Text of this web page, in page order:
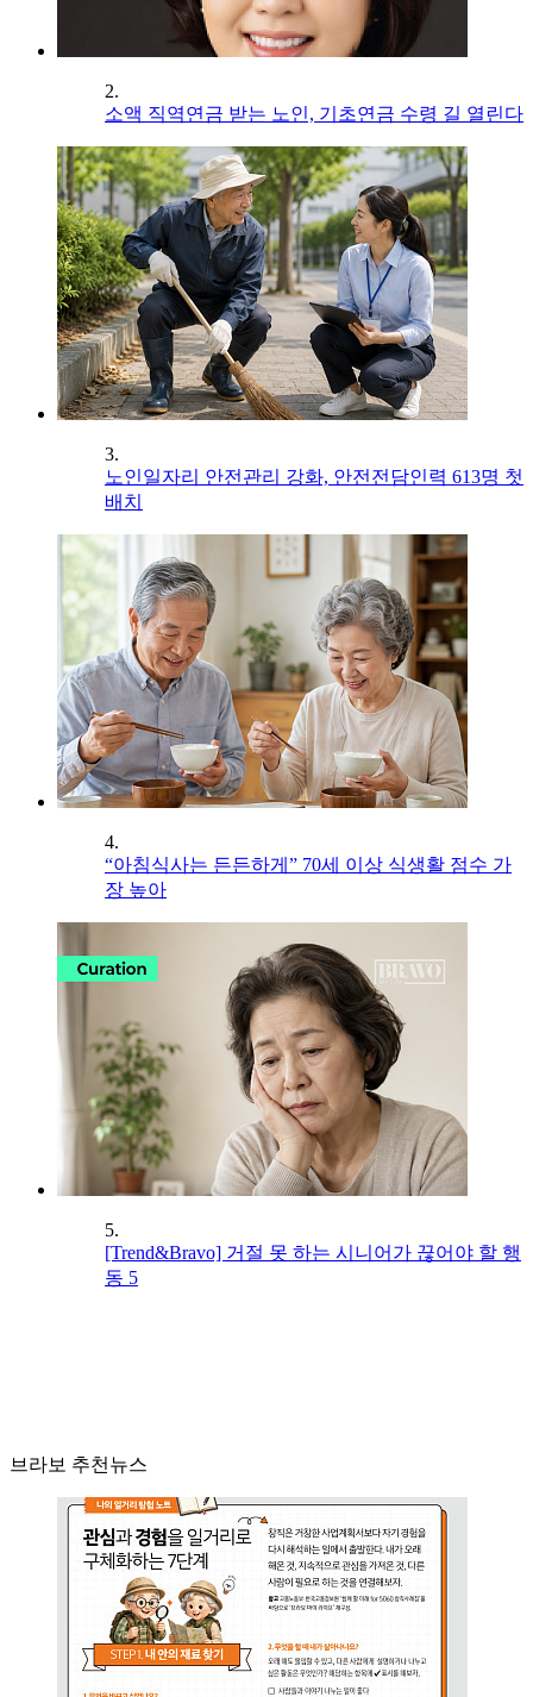
2.
소액 직역연금 받는 노인, 기초연금 수령 길 열린다
3.
노인일자리 안전관리 강화, 안전전담인력 613명 첫
배치
4.
“아침식사는 든든하게” 70세 이상 식생활 점수 가
장 높아
5.
[Trend&Bravo] 거절 못 하는 시니어가 끊어야 할 행
동 5
브라보 추천뉴스